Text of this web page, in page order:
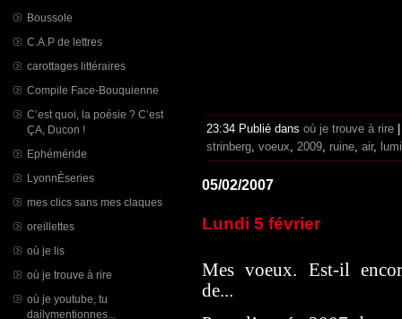
Boussole
C.A.P de lettres
carottages littéraires
Compile Face-Bouquienne
C’est quoi, la poésie ? C’est
ÇA, Ducon !
Ephéméride
LyonnÈseries
mes clics sans mes claques
oreillettes
où je lis
où je trouve à rire
où je youtube, tu
dailymentionnes...
23:34 Publié dans où je trouve à rire
strinberg, voeux, 2009, ruine, air,
05/02/2007
Lundi 5 février
Mes voeux. Est-il
de...